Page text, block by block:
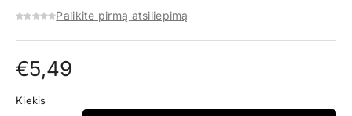
Palikite pirmą atsiliepimą
€5,49
Kiekis